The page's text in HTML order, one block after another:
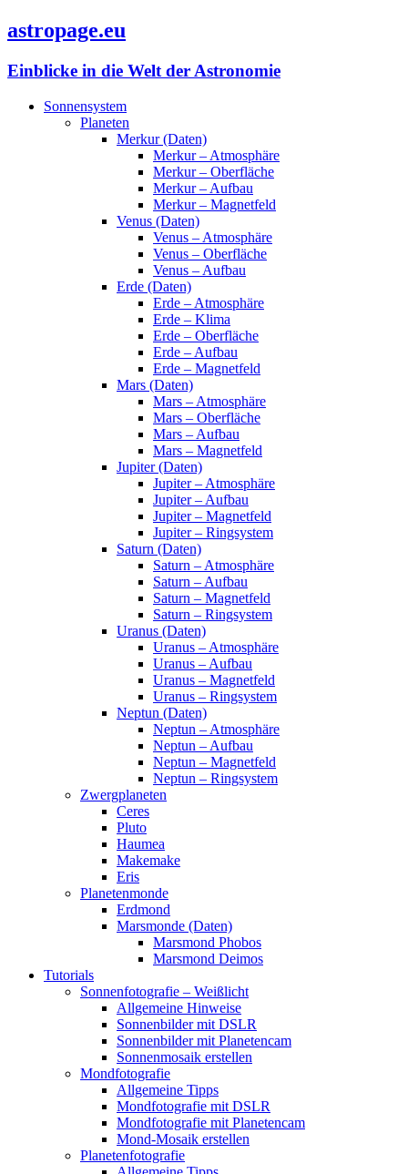
astropage.eu
Einblicke in die Welt der Astronomie
Sonnensystem
Planeten
Merkur (Daten)
Merkur – Atmosphäre
Merkur – Oberfläche
Merkur – Aufbau
Merkur – Magnetfeld
Venus (Daten)
Venus – Atmosphäre
Venus – Oberfläche
Venus – Aufbau
Erde (Daten)
Erde – Atmosphäre
Erde – Klima
Erde – Oberfläche
Erde – Aufbau
Erde – Magnetfeld
Mars (Daten)
Mars – Atmosphäre
Mars – Oberfläche
Mars – Aufbau
Mars – Magnetfeld
Jupiter (Daten)
Jupiter – Atmosphäre
Jupiter – Aufbau
Jupiter – Magnetfeld
Jupiter – Ringsystem
Saturn (Daten)
Saturn – Atmosphäre
Saturn – Aufbau
Saturn – Magnetfeld
Saturn – Ringsystem
Uranus (Daten)
Uranus – Atmosphäre
Uranus – Aufbau
Uranus – Magnetfeld
Uranus – Ringsystem
Neptun (Daten)
Neptun – Atmosphäre
Neptun – Aufbau
Neptun – Magnetfeld
Neptun – Ringsystem
Zwergplaneten
Ceres
Pluto
Haumea
Makemake
Eris
Planetenmonde
Erdmond
Marsmonde (Daten)
Marsmond Phobos
Marsmond Deimos
Tutorials
Sonnenfotografie – Weißlicht
Allgemeine Hinweise
Sonnenbilder mit DSLR
Sonnenbilder mit Planetencam
Sonnenmosaik erstellen
Mondfotografie
Allgemeine Tipps
Mondfotografie mit DSLR
Mondfotografie mit Planetencam
Mond-Mosaik erstellen
Planetenfotografie